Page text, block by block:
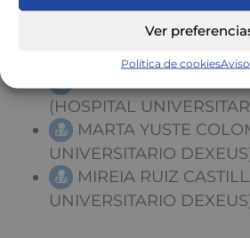
Ver
Política de cookies
(HOSPITAL
VERONICA RIBAS
(HOSPITAL
(HOSPITAL
MARTA YUSTE
UNIVERSITARIO
MIREIA RUIZ
UNIVERSITARIO